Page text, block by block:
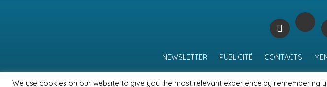
NEWSLETTER PUBLICITÉ CONTACTS
We use cookies on our website to give you the most relevant experience by remembering